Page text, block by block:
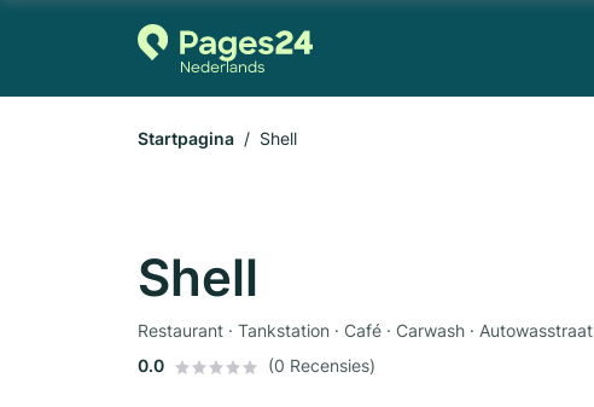
Startpagina Shell
Shell
Restaurant · Tankstation · Café · Carwash · Autowasstraat
0.0
(0 Recensies)